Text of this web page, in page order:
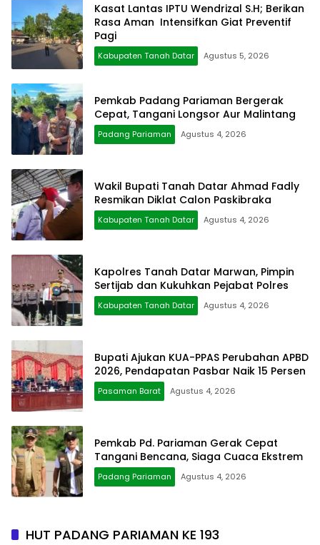
Kasat Lantas IPTU Wendrizal S.H; Berikan
Rasa Aman Intensifkan Giat Preventif
Pagi
Kabupaten Tanah Datar Agustus 5, 2026
Pemkab Padang Pariaman Bergerak
Cepat, Tangani Longsor Aur Malintang
Padang Pariaman Agustus 4, 2026
Wakil Bupati Tanah Datar Ahmad Fadly
Resmikan Diklat Calon Paskibraka
Kabupaten Tanah Datar Agustus 4, 2026
Kapolres Tanah Datar Marwan, Pimpin
Sertijab dan Kukuhkan Pejabat Polres
Kabupaten Tanah Datar Agustus 4, 2026
Bupati Ajukan KUA-PPAS Perubahan APBD
2026, Pendapatan Pasbar Naik 15 Persen
Pasaman Barat Agustus 4, 2026
Pemkab Pd. Pariaman Gerak Cepat
Tangani Bencana, Siaga Cuaca Ekstrem
Padang Pariaman Agustus 4, 2026
HUT PADANG PARIAMAN KE 193